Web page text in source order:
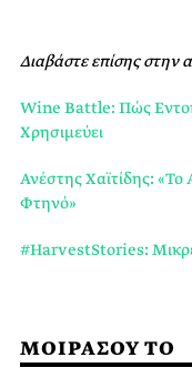
Διαβάστε επίσης στην
Wine Battle: Πώς
Χρησιμεύει
Ανέστης Χαϊτίδης:
Φτηνό»
#HarvestStories:
ΜΟΙΡΑΣΟΥ ΤΟ